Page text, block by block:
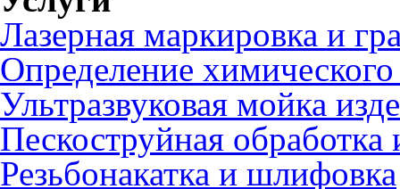
Лазерная маркировка и
Определение химического
Ультразвуковая мойка
Пескоструйная обработка
Резьбонакатка и шлифовка